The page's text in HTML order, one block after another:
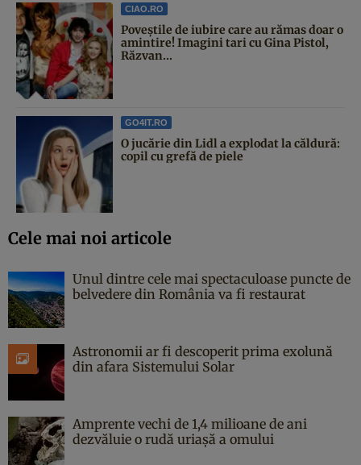
CIAO.RO
Poveştile de iubire care au rămas doar o
amintire! Imagini tari cu Gina Pistol,
Răzvan...
GO4IT.RO
O jucărie din Lidl a explodat la căldură:
copil cu grefă de piele
Cele mai noi articole
Unul dintre cele mai spectaculoase puncte de
belvedere din România va fi restaurat
Astronomii ar fi descoperit prima exolună
din afara Sistemului Solar
Amprente vechi de 1,4 milioane de ani
dezvăluie o rudă uriașă a omului